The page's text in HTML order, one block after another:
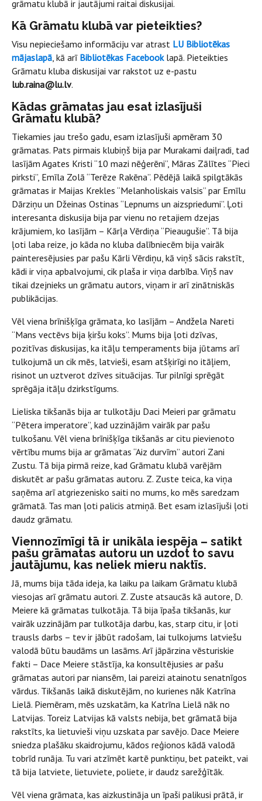
grāmatu klubā ir jautājumi raitai diskusijai.
Kā Grāmatu klubā var pieteikties?
Visu nepieciešamo informāciju var atrast LU Bibliotēkas
mājaslapā , kā arī Bibliotēkas Facebooklapā. Pieteikties
Grāmatu kluba diskusijai var rakstot uz e-pastu
lub.raina@lu.lv.
Kādas grāmatas jau esat izlasījuši
Grāmatu klubā?
Tiekamies jau trešo gadu, esam izlasījuši apmēram 30
grāmatas. Pats pirmais klubiņš bija par Murakami daiļradi, tad
lasījām Agates Kristi “10 mazi nēģerēni”, Māras Zālītes “Pieci
pirksti”, Emīla Zolā “Terēze Rakēna”. Pēdējā laikā spilgtākās
grāmatas ir Maijas Krekles “Melanholiskais valsis” par Emīlu
Dārziņu un Džeinas Ostinas “Lepnums un aizspriedumi”. Ļoti
interesanta diskusija bija par vienu no retajiem dzejas
krājumiem, ko lasījām – Kārļa Vērdiņa “Pieaugušie”. Tā bija
ļoti laba reize, jo kāda no kluba dalībniecēm bija vairāk
painteresējusies par pašu Kārli Vērdiņu, kā viņš sācis rakstīt,
kādi ir viņa apbalvojumi, cik plaša ir viņa darbība. Viņš nav
tikai dzejnieks un grāmatu autors, viņam ir arī zinātniskās
publikācijas.
Vēl viena brīnišķīga grāmata, ko lasījām – Andžela Nareti
“Mans vectēvs bija ķiršu koks”. Mums bija ļoti dzīvas,
pozitīvas diskusijas, ka itāļu temperaments bija jūtams arī
tulkojumā un cik mēs, latvieši, esam atšķirīgi no itāļiem,
risinot un uztverot dzīves situācijas. Tur pilnīgi sprēgāt
sprēgāja itāļu dzirkstīgums.
Lieliska tikšanās bija ar tulkotāju Daci Meieri par grāmatu
“Pētera imperatore”, kad uzzinājām vairāk par pašu
tulkošanu. Vēl viena brīnišķīga tikšanās ar citu pievienoto
vērtību mums bija ar grāmatas “Aiz durvīm” autori Zani
Zustu. Tā bija pirmā reize, kad Grāmatu klubā varējām
diskutēt ar pašu grāmatas autoru. Z. Zuste teica, ka viņa
saņēma arī atgriezenisko saiti no mums, ko mēs saredzam
grāmatā. Tas man ļoti palicis atmiņā. Bet esam izlasījuši ļoti
daudz grāmatu.
Viennozīmīgi tā ir unikāla iespēja – satikt
pašu grāmatas autoru un uzdot to savu
jautājumu, kas neliek mieru naktīs.
Jā, mums bija tāda ideja, ka laiku pa laikam Grāmatu klubā
viesojas arī grāmatu autori. Z. Zuste atsaucās kā autore, D.
Meiere kā grāmatas tulkotāja. Tā bija īpaša tikšanās, kur
vairāk uzzinājām par tulkotāja darbu, kas, starp citu, ir ļoti
trausls darbs – tev ir jābūt radošam, lai tulkojums latviešu
valodā būtu baudāms un lasāms. Arī jāpārzina vēsturiskie
fakti – Dace Meiere stāstīja, ka konsultējusies ar pašu
grāmatas autori par niansēm, lai pareizi atainotu senatnīgos
vārdus. Tikšanās laikā diskutējām, no kurienes nāk Katrīna
Lielā. Piemēram, mēs uzskatām, ka Katrīna Lielā nāk no
Latvijas. Toreiz Latvijas kā valsts nebija, bet grāmatā bija
rakstīts, ka lietuvieši viņu uzskata par savējo. Dace Meiere
sniedza plašāku skaidrojumu, kādos reģionos kādā valodā
tobrīd runāja. Tu vari atzīmēt kartē punktiņu, bet pateikt, vai
tā bija latviete, lietuviete, poliete, ir daudz sarežģītāk.
Vēl viena grāmata, kas aizkustināja un īpaši palikusi prātā, ir